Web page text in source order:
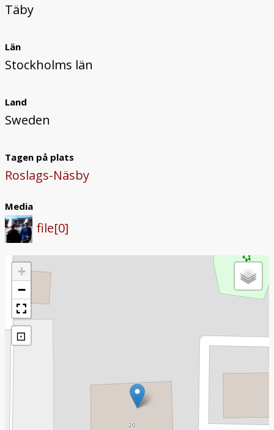
Täby
Län
Stockholms län
Land
Sweden
Tagen på plats
Roslags-Näsby
Media
file[0]
+
−
⊡